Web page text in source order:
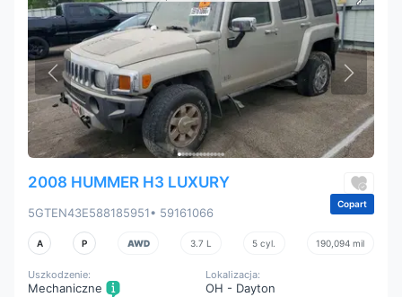
2008 HUMMER H3 LUXURY
5GTEN43E588185951• 59161066
Copart
A P AWD 3.7 L 5 cyl. 190,094 mil
Uszkodzenie:
Mechaniczne
Lokalizacja:
OH - Dayton